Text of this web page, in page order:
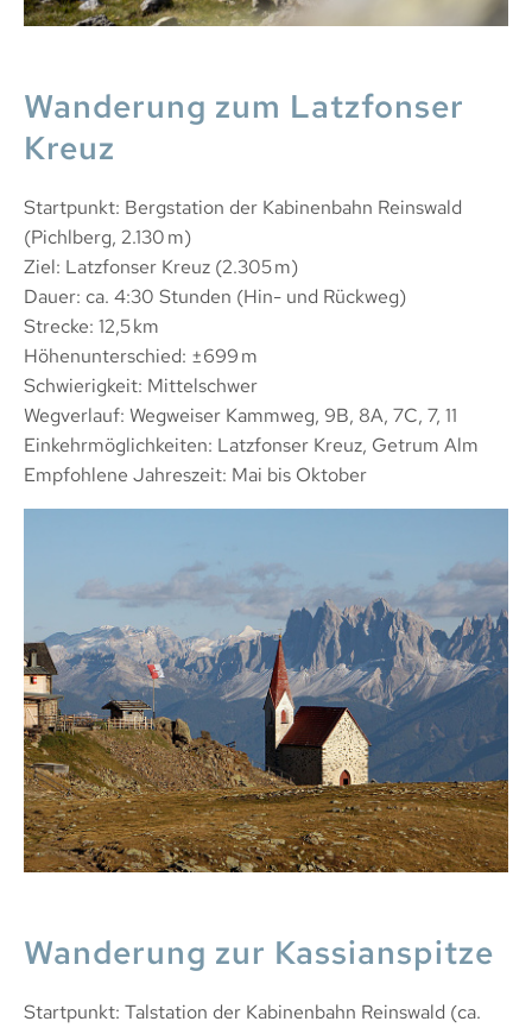
Wanderung zum Latzfonser
Kreuz
Startpunkt: Bergstation der Kabinenbahn Reinswald
(Pichlberg, 2.130 m)
Ziel: Latzfonser Kreuz (2.305 m)
Dauer: ca. 4:30 Stunden (Hin- und Rückweg)
Strecke: 12,5 km
Höhenunterschied: ±699 m
Schwierigkeit: Mittelschwer
Wegverlauf: Wegweiser Kammweg, 9B, 8A, 7C, 7, 11
Einkehrmöglichkeiten: Latzfonser Kreuz, Getrum Alm
Empfohlene Jahreszeit: Mai bis Oktober
Wanderung zur Kassianspitze
Startpunkt: Talstation der Kabinenbahn Reinswald (ca.